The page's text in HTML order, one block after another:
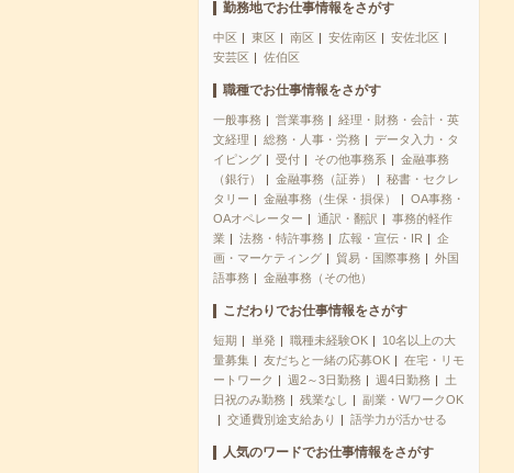
勤務地でお仕事情報をさがす
中区 東区 南区 安佐南区
安佐北区
安芸区
佐伯区
職種でお仕事情報をさがす
一般事務 営業事務
経理・財務・会計・英
文経理
総務・人事・労務
データ入力・タ
イピング
受付 その他事務系
金融事務
（銀行）
金融事務（証券）
秘書・セクレ
タリー
金融事務（生保・損保）
OA事務・
OAオペレーター
通訳・翻訳
事務的軽作
業
法務・特許事務 広報・宣伝・IR
企
画・マーケティング
貿易・国際事務
外国
語事務
金融事務（その他）
こだわりでお仕事情報をさがす
短期 単発 職種未経験OK
10名以上の大
量募集
友だちと一緒の応募OK
在宅・リモ
ートワーク
週2～3日勤務 週4日勤務
土
日祝のみ勤務
残業なし
副業・WワークOK
交通費別途支給あり
語学力が活かせる
人気のワードでお仕事情報をさがす